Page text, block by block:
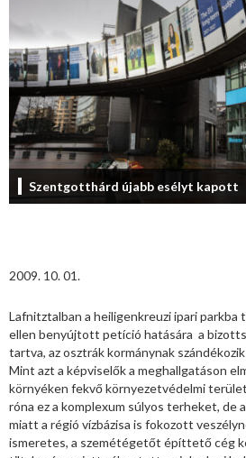
Szentgotthárd újabb esélyt kapott
2009. 10. 01.
Lafnitztalban a heiligenkreuzi ipari
ellen benyújtott petíció hatására a
tartva, az osztrák kormánynak
Mint azt a képviselők a meghallgatáson
környéken fekvő környezetvédelmi
róna ez a komplexum súlyos terheket, de
miatt a régió vízbázisa is fokozott
ismeretes, a szemétégetőt építtető cég